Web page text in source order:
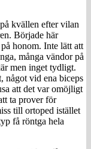
kvällen efter vilan
Började här
honom. Inte lätt att
många vändor på
men inget tydligt.
något vid ena biceps
att det var omöjligt
ta prover för
till ortoped istället
få röntga hela